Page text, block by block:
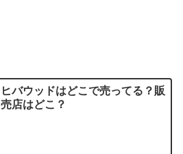
ヒバウッドはどこで売ってる？販
売店はどこ？